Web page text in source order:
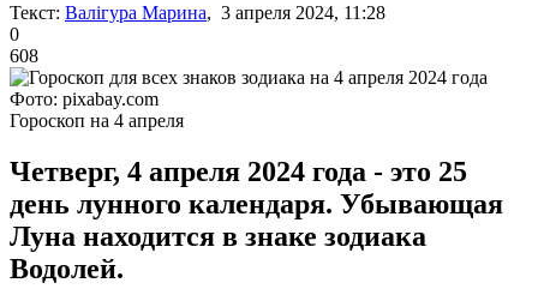
Текст: Валігура Марина, 3 апреля 2024, 11:28
0
608
Фото: pixabay.com
Гороскоп на 4 апреля
Четверг, 4 апреля 2024 года - это 25
день лунного календаря. Убывающая
Луна находится в знаке зодиака
Водолей.